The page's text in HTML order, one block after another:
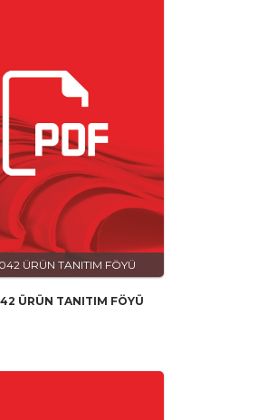
ÜRÜN TANITIM FÖYÜ
ÜRÜN TANITIM FÖYÜ